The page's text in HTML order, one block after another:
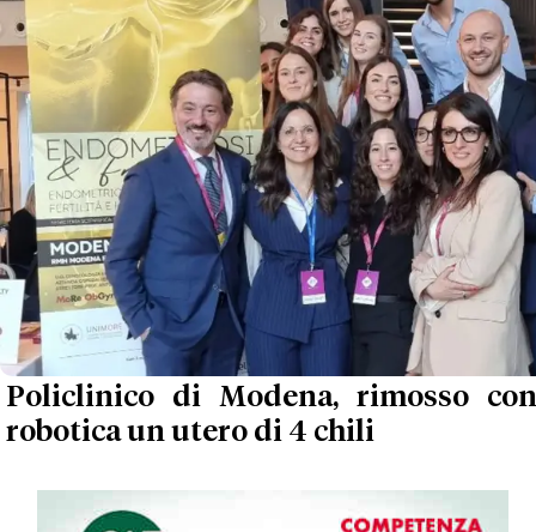
Policlinico di Modena, rimosso
robotica un utero di 4 chili